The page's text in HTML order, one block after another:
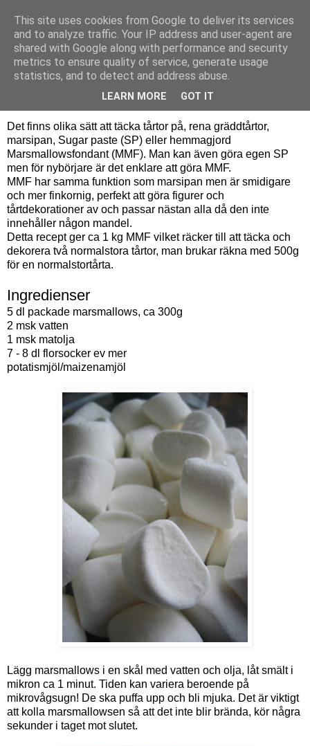
Bagerskan
måndag 26 april 2010
Marsmallowsfondant (MMF)
Det finns olika sätt att täcka tårtor på, rena gräddtårtor,
marsipan, Sugar paste (SP) eller hemmagjord
Marsmallowsfondant (MMF). Man kan även göra egen SP
men för nybörjare är det enklare att göra MMF.
MMF har samma funktion som marsipan men är smidigare
och mer finkornig, perfekt att göra figurer och
tårtdekorationer av och passar nästan alla då den inte
innehåller någon mandel.
Detta recept ger ca 1 kg MMF vilket räcker till att täcka och
dekorera två normalstora tårtor, man brukar räkna med 500g
för en normalstortårta.
Ingredienser
5 dl
packade marsmallows, ca 300g
2 msk vatten
1 msk matolja
7 - 8 dl florsocker ev mer
potatismjöl/maizenamjöl
Lägg marsmallows i en skål med vatten och olja, låt smält i
mikron ca 1 minut. Tiden kan variera beroende på
mikrovågsugn! De ska puffa upp och bli mjuka. Det är viktigt
att kolla marsmallowsen så att det inte blir brända, kör några
sekunder i taget mot slutet.
This site uses cookies from Google to deliver its services
and to analyze traffic. Your IP address and user-agent are
shared with Google along with performance and security
metrics to ensure quality of service, generate usage
statistics, and to detect and address abuse.
LEARN MORE GOT IT